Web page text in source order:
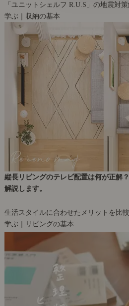
「ユニットシェルフ R.U.S」の地震対策
学ぶ｜収納の基本
縦長リビングのテレビ配置は何が正解
解説します。
生活スタイルに合わせたメリットを比
学ぶ｜リビングの基本